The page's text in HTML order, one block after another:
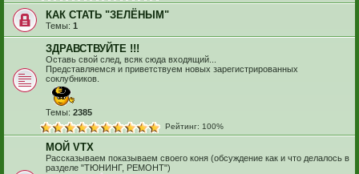
КАК СТАТЬ "ЗЕЛЁНЫМ"
Темы: 1
ЗДРАВСТВУЙТЕ !!!
Оставь свой след, всяк сюда входящий...
Представляемся и приветствуем новых зарегистрированных
соклубников.
Темы: 2385
Рейтинг: 100%
МОЙ VTX
Рассказываем показываем своего коня (обсуждение как и что делалось в
разделе "ТЮНИНГ, РЕМОНТ")